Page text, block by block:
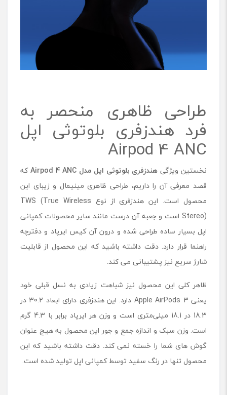
طراحی ظاهری منحصر به
فرد هندزفری بلوتوثی اپل
Airpod 4 ANC
نخستین ویژگی هندزفری بلوتوثی اپل مدل Airpod 4 ANCکه
قصد معرفی آن را داریم، طراحی ظاهری مینیمال و زیبای این
محصول است. این هندزفری از نوع TWS (True Wireless
Stereo) است و جعبه آن درست مانند سایر محصولات کمپانی
اپل بسیار ساده طراحی شده و درون آن کیس ایرپاد و دفترچه
راهنما قرار دارد. دقت داشته باشید که این محصول از قابلیت
شارژ سریع نیز پشتیبانی می کند.
ظاهر کلی این محصول نیز شباهت زیادی به نسل قبلی خود
یعنی Apple AirPods 3 دارد. این هندزفری دارای ابعاد 30.2 در
18.3 در 18.1 میلی‌متری است و وزن هر ایرپاد برابر با 4.3 گرم
است. وزن سبک و اندازه جمع و جور این محصول به هیچ عنوان
گوش های شما را خسته نمی کند. دقت داشته باشید که این
محصول تنها در رنگ سفید توسط کمپانی اپل تولید شده است.